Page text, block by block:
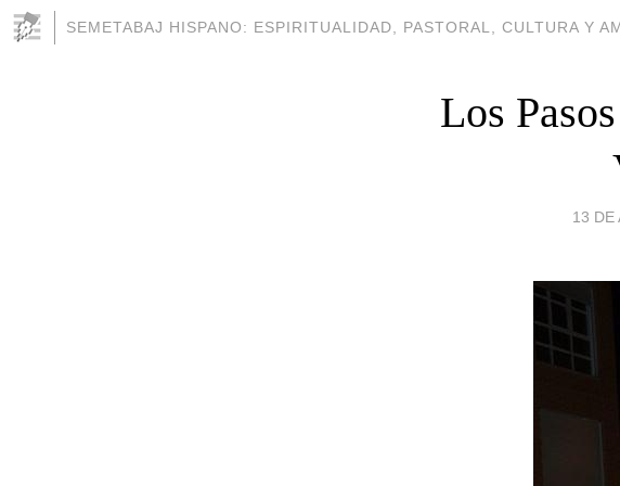
SEMETABAJ HISPANO: ESPIRITUALIDAD, PASTORAL, CULTURA Y
Los
13 DE